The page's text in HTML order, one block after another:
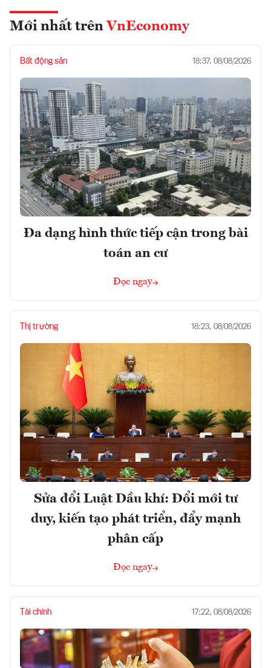
Mới nhất trên VnEconomy
Bất động sản 18:37, 08/08/2026
Đa dạng hình thức tiếp cận trong bài
toán an cư
Đọc ngay
Thị trường 18:23, 08/08/2026
Sửa đổi Luật Dầu khí: Đổi mới tư
duy, kiến tạo phát triển, đẩy mạnh
phân cấp
Đọc ngay
Tài chính 17:22, 08/08/2026